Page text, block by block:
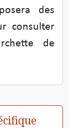
des
consulter
de